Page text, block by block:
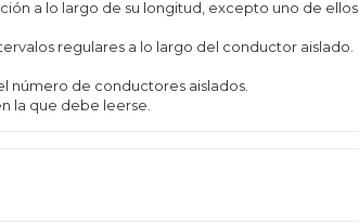
a lo largo de su longitud, excepto uno de ellos
regulares a lo largo del conductor aislado.
número de conductores aislados.
la que debe leerse.